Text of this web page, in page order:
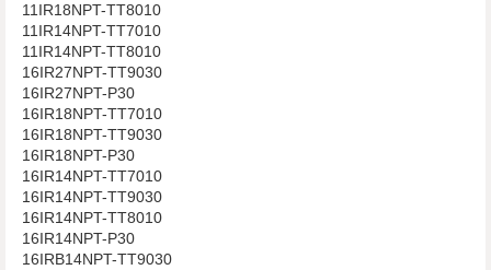
11IR18NPT-TT8010
11IR14NPT-TT7010
11IR14NPT-TT8010
16IR27NPT-TT9030
16IR27NPT-P30
16IR18NPT-TT7010
16IR18NPT-TT9030
16IR18NPT-P30
16IR14NPT-TT7010
16IR14NPT-TT9030
16IR14NPT-TT8010
16IR14NPT-P30
16IRB14NPT-TT9030